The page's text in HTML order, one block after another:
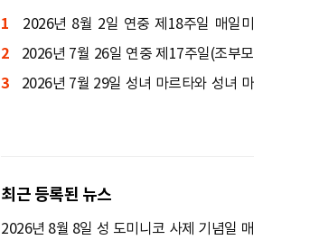
1
2026년 8월 2일 연중 제18주일 매일미
사ㅣ양정진 세례자 요한 신부 집전
2
2026년 7월 26일 연중 제17주일(조부모
와 노인의 날) 매일미사ㅣ박규식 암브로시
3
2026년 7월 29일 성녀 마르타와 성녀 마
최근 등록된 뉴스
2026년 8월 8일 성 도미니코 사제 기념일 매